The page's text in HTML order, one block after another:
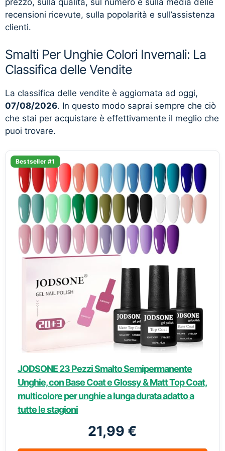
prezzo, sulla qualità, sul numero e sulla media delle
recensioni ricevute, sulla popolarità e sull’assistenza
clienti.
Smalti Per Unghie Colori Invernali: La
Classifica delle Vendite
La classifica delle vendite è aggiornata ad oggi,
07/08/2026. In questo modo saprai sempre che ciò
che stai per acquistare è effettivamente il meglio che
puoi trovare.
Bestseller #1
JODSONE 23 Pezzi Smalto Semipermanente
Unghie, con Base Coat e Glossy & Matt Top Coat,
multicolore per unghie a lunga durata adatto a
tutte le stagioni
21,99 €